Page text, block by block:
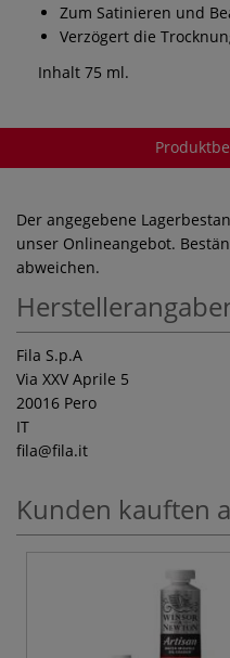
Zum Satinieren und
Verzögert die
Inhalt 75 ml.
Der angegebene
unser Onlineangebot.
abweichen.
Fila S.p.A
Via XXV Aprile 5
20016 Pero
IT
fila@fila.it
Kunden kauften